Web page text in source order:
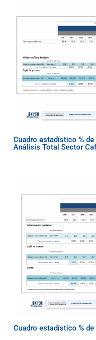
Cuadro estadístico %
Análisis Total Sector
Cuadro estadístico %